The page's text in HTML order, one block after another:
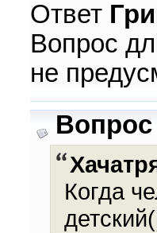
Ответ
Вопрос
не
Вопрос
Когда